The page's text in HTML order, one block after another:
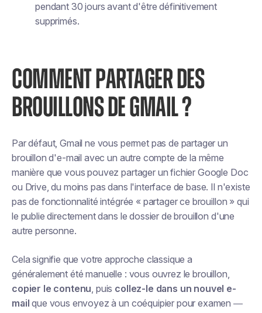
pendant 30 jours avant d'être définitivement
supprimés.
COMMENT PARTAGER DES
BROUILLONS DE GMAIL ?
Par défaut, Gmail ne vous permet pas de partager un
brouillon d'e-mail avec un autre compte de la même
manière que vous pouvez partager un fichier Google Doc
ou Drive, du moins pas dans l'interface de base. Il n'existe
pas de fonctionnalité intégrée « partager ce brouillon » qui
le publie directement dans le dossier de brouillon d'une
autre personne.
Cela signifie que votre approche classique a
généralement été manuelle : vous ouvrez le brouillon,
copier le contenu, puis collez-le dans un nouvel e-
mail que vous envoyez à un coéquipier pour examen —